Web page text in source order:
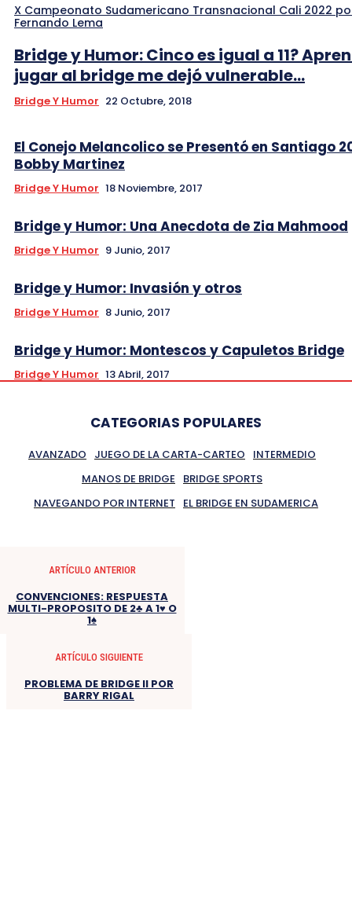
X Campeonato Sudamericano Transnacional Cali 2022
Fernando Lema
Bridge y Humor: Cinco es igual a 11?
jugar al bridge me dejó vulnerable…
Bridge Y Humor 22 Octubre, 2018
El Conejo Melancolico se Presentó en Santiago
Bobby Martinez
Bridge Y Humor 18 Noviembre, 2017
Bridge y Humor: Una Anecdota de Zia Mahmood
Bridge Y Humor 9 Junio, 2017
Bridge y Humor: Invasión y otros
Bridge Y Humor 8 Junio, 2017
Bridge y Humor: Montescos y Capuletos Bridge
Bridge Y Humor 13 Abril, 2017
CATEGORIAS POPULARES
AVANZADO JUEGO DE LA CARTA-CARTEO
INTERMEDIO
MANOS DE BRIDGE
BRIDGE SPORTS
NAVEGANDO POR INTERNET
EL BRIDGE EN SUDAMERICA
ARTÍCULO ANTERIOR
CONVENCIONES: RESPUESTA
MULTI-PROPOSITO DE 2♣ A 1♥ O
1♠
ARTÍCULO SIGUIENTE
PROBLEMA DE BRIDGE II POR
BARRY RIGAL